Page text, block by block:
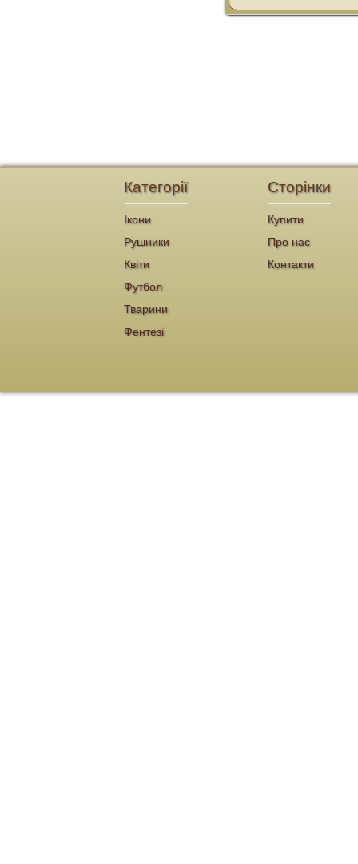
Сторінки
Купити
Про нас
Контакти
Категорії
Ікони
Рушники
Квіти
Футбол
Тварини
Фентезі